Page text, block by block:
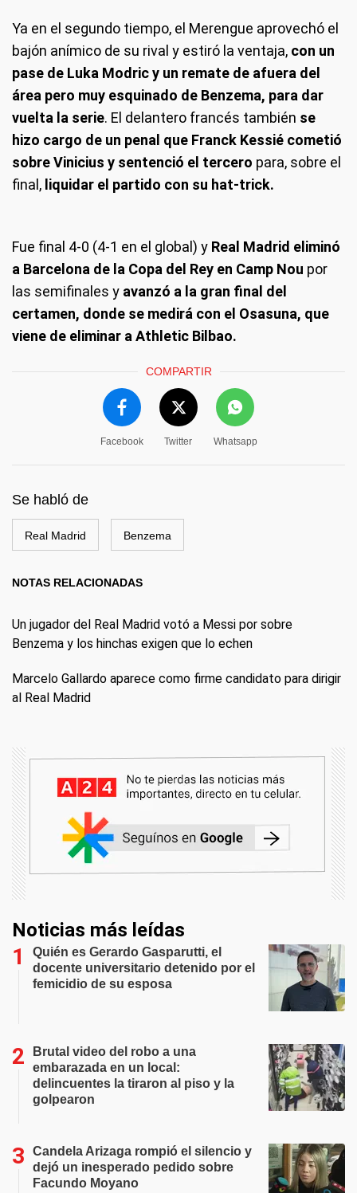
Ya en el segundo tiempo, el Merengue aprovechó el
bajón anímico de su rival y estiró la ventaja, con un
pase de Luka Modric y un remate de afuera del
área pero muy esquinado de Benzema, para dar
vuelta la serie. El delantero francés también se
hizo cargo de un penal que Franck Kessié cometió
sobre Vinicius y sentenció el tercero para, sobre el
final, liquidar el partido con su hat-trick.
Fue final 4-0 (4-1 en el global) y Real Madrid eliminó
a Barcelona de la Copa del Rey en Camp Nou por
las semifinales y avanzó a la gran final del
certamen, donde se medirá con el Osasuna, que
viene de eliminar a Athletic Bilbao.
COMPARTIR
Facebook Twitter Whatsapp
Se habló de
Real Madrid Benzema
NOTAS RELACIONADAS
Un jugador del Real Madrid votó a Messi por sobre
Benzema y los hinchas exigen que lo echen
Marcelo Gallardo aparece como firme candidato para dirigir
al Real Madrid
Noticias más leídas
Quién es Gerardo Gasparutti, el
docente universitario detenido por el
femicidio de su esposa
Brutal video del robo a una
embarazada en un local:
delincuentes la tiraron al piso y la
golpearon
Candela Arizaga rompió el silencio y
dejó un inesperado pedido sobre
Facundo Moyano